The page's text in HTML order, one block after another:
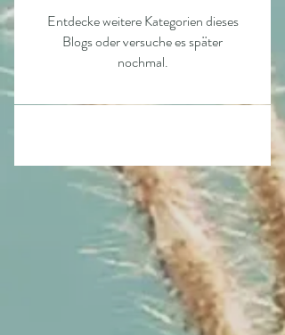
Entdecke weitere Kategorien dieses
Blogs oder versuche es später
nochmal.